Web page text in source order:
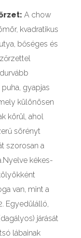
A chow
kvadratikus
bőséges és
gyapjas
különösen
körül, ahol
sörényt
szorosan a
kékes-
van, mint a
Egyedülálló,
járását
lábainak